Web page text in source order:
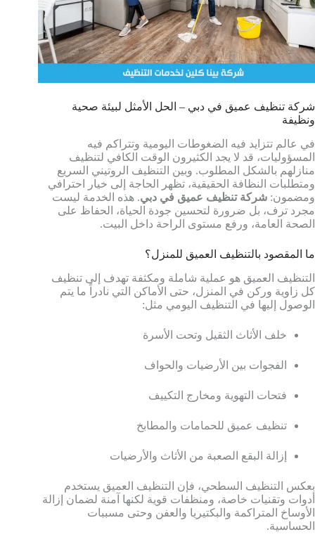
شركة تنظيف عميق في دبي – الحل الأمثل لبيئة صحية
ونظيفة
في عالم تتزايد فيه الضغوطات اليومية وتتراكم فيه
المسؤوليات، قد لا يجد الكثيرون الوقت الكافي لتنظيف
منازلهم بالشكل المطلوب. وبين التنظيف الروتيني السريع
ومتطلبات النظافة الحقيقية، تظهر الحاجة إلى خيار احترافي
ومضمون: شركة تنظيف عميق في دبي. هذه الخدمة ليست
مجرد ترف، بل ضرورة لتحسين جودة الحياة، الحفاظ على
الصحة العامة، ورفع مستوى الراحة داخل البيت.
ما المقصود بالتنظيف العميق للمنزل؟
التنظيف العميق هو عملية شاملة ومكثفة تهدف إلى تنظيف
كل زاوية وركن في المنزل، حتى الأماكن التي نادراً ما يتم
الوصول إليها في التنظيف اليومي مثل:
خلف الأثاث الثقيل وتحت الأسرة
الفجوات بين الأرضيات والحواف
فتحات التهوية ومخارج التكييف
تنظيف عميق للحمامات والمطابخ
إزالة البقع الصعبة من الأثاث والأرضيات
بعكس التنظيف السطحي، فإن التنظيف العميق يستخدم
أدوات وتقنيات خاصة، ومنظفات قوية لكنها آمنة لضمان إزالة
الأوساخ المتراكمة والبكتيريا والعفن وحتى مسببات
الحساسية.